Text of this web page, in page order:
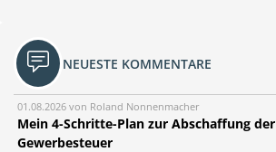
NEUESTE KOMMENTARE
01.08.2026 von Roland Nonnenmacher
Mein 4-Schritte-Plan zur Abschaffung der
Gewerbesteuer